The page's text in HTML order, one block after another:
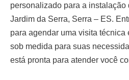
personalizado para a instalação
Jardim da Serra, Serra – ES.
para agendar uma visita técnica
sob medida para suas
está pronta para atender você